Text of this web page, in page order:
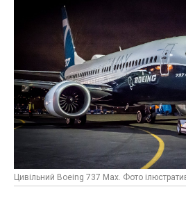
Цивільний Boeing 737 Max. Фото